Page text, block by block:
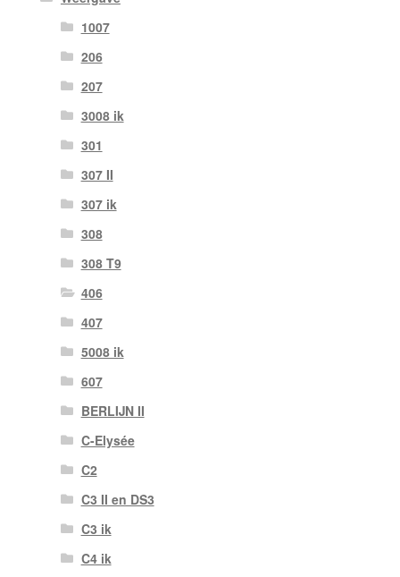
1007
206
207
3008 ik
301
307 II
307 ik
308
308 T9
406
407
5008 ik
607
BERLIJN II
C-Elysée
C2
C3 II en DS3
C3 ik
C4 ik